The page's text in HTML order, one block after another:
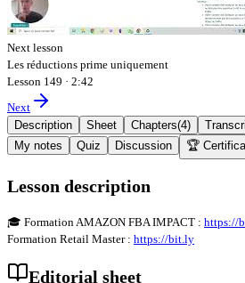
Next lesson
Les réductions prime uniquement
Lesson 149 · 2:42
Next
Description
Sheet Chapters(4)
My notes
Quiz Discussion 🏆
Lesson description
🎓 Formation AMAZON FBA IMPACT : https://
Formation Retail Master : https://bit.ly
Editorial sheet